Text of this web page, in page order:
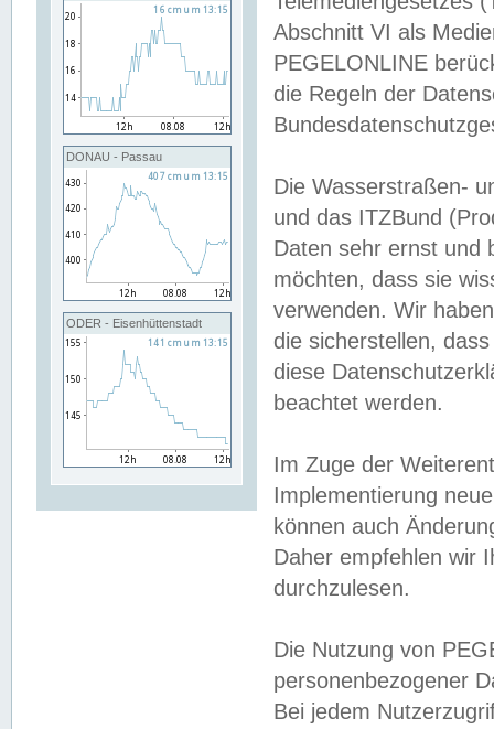
DONAU - Passau
ODER - Eisenhüttenstadt
Abschnitt VI als
PEGELONLINE
die Regeln der
Die Wasserstraßen-
und das ITZBund
Daten sehr ernst und
möchten, dass sie
verwenden. Wir
die sicherstellen,
diese
beachtet werden.
Im Zuge der
Implementierung
können auch
Daher empfehlen wir
durchzulesen.
Die Nutzung von
personenbezogener
Bei jedem